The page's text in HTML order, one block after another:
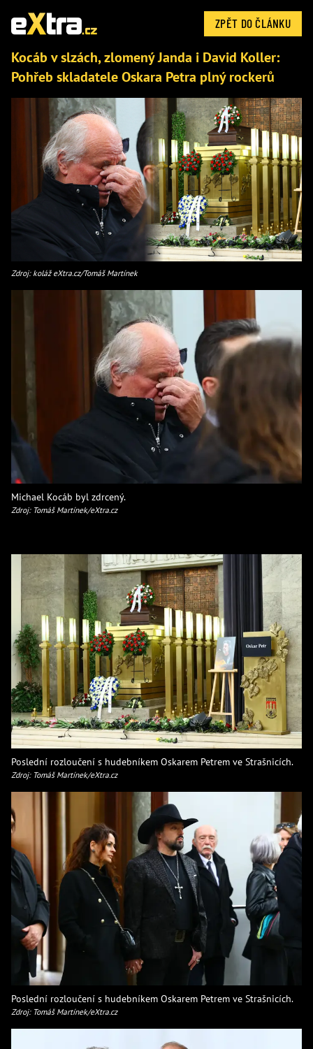
ZPĚT DO ČLÁNKU
Kocáb v slzách, zlomený Janda i David Koller:
Pohřeb skladatele Oskara Petra plný rockerů
Zdroj: koláž eXtra.cz/Tomáš Martínek
Michael Kocáb byl zdrcený.
Zdroj: Tomáš Martínek/eXtra.cz
Poslední rozloučení s hudebníkem Oskarem Petrem ve Strašnicích.
Zdroj: Tomáš Martínek/eXtra.cz
Poslední rozloučení s hudebníkem Oskarem Petrem ve Strašnicích.
Zdroj: Tomáš Martínek/eXtra.cz